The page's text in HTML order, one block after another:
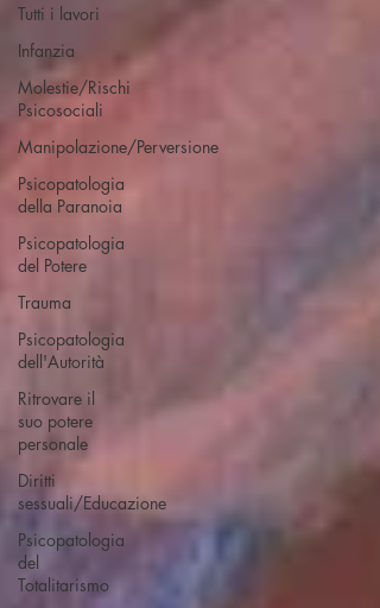
Tutti i lavori
Infanzia
Molestie/Rischi
Psicosociali
Manipolazione/Perversione
Psicopatologia
della Paranoia
Psicopatologia
del Potere
Trauma
Psicopatologia
dell'Autorità
Ritrovare il
suo potere
personale
Diritti
sessuali/Educazione
Psicopatologia
del
Totalitarismo